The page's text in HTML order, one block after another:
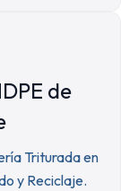
de
Triturada en
y Reciclaje.